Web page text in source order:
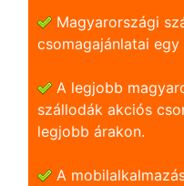
Magyarországi
csomagajánlatai egy
A legjobb
szállodák akciós
legjobb árakon.
A